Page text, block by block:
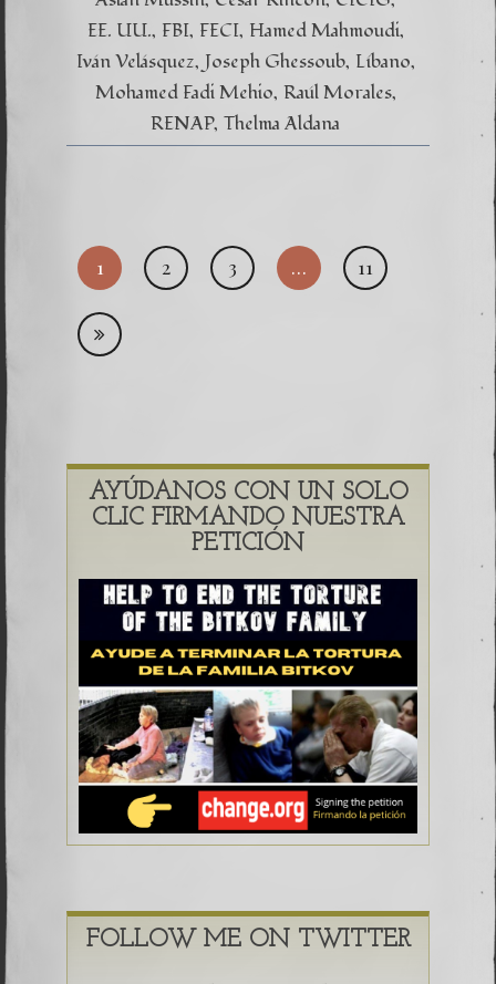
EE. UU. FBI FECI Hamed Mahmoudi
Iván Velásquez Joseph Ghessoub Líbano
Mohamed Fadi Mehio Raúl Morales
RENAP Thelma Aldana
1 2 3 … 11
AYÚDANOS CON UN SOLO
CLIC FIRMANDO NUESTRA
PETICIÓN
FOLLOW ME ON TWITTER